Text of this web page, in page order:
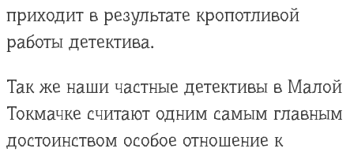
приходит в результате кропотливой
работы детектива.
Так же наши частные детективы в Малой
Токмачке считают одним самым главным
достоинством особое отношение к